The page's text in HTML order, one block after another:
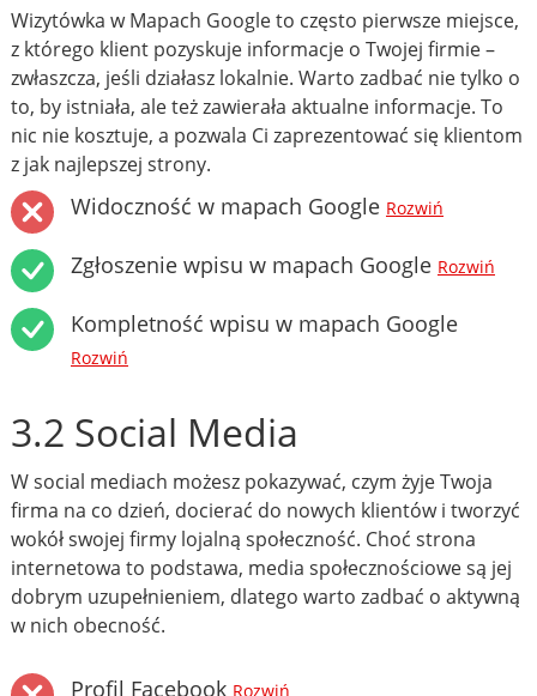
Wizytówka w Mapach Google to często pierwsze miejsce,
z którego klient pozyskuje informacje o Twojej firmie –
zwłaszcza, jeśli działasz lokalnie. Warto zadbać nie tylko o
to, by istniała, ale też zawierała aktualne informacje. To
nic nie kosztuje, a pozwala Ci zaprezentować się klientom
z jak najlepszej strony.
Widoczność w mapach Google Rozwiń
Zgłoszenie wpisu w mapach Google Rozwiń
Kompletność wpisu w mapach Google
Rozwiń
3.2 Social Media
W social mediach możesz pokazywać, czym żyje Twoja
firma na co dzień, docierać do nowych klientów i tworzyć
wokół swojej firmy lojalną społeczność. Choć strona
internetowa to podstawa, media społecznościowe są jej
dobrym uzupełnieniem, dlatego warto zadbać o aktywną
w nich obecność.
Profil Facebook